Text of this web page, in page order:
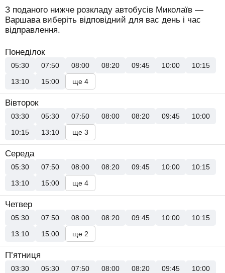
З поданого нижче розкладу автобусів Миколаїв —
Варшава виберіть відповідний для вас день і час
відправлення.
Понеділок
05:30 07:50 08:00 08:20 09:45 10:00
10:15
13:10
15:00 ще 4
Вівторок
03:30 05:30 07:50 08:00 08:20 09:45
10:00
10:15
13:10 ще 3
Середа
05:30 07:50 08:00 08:20 09:45 10:00
10:15
13:10
15:00 ще 4
Четвер
05:30 07:50 08:00 08:20 09:45 10:00
10:15
13:10
15:00 ще 2
П’ятниця
03:30 05:30 07:50 08:00 08:20 09:45
10:00